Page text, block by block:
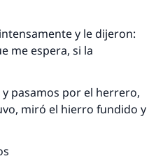
y le dijeron:
me espera, si la
y pasamos por el herrero,
miró el hierro fundido y